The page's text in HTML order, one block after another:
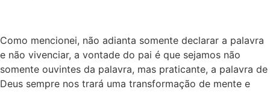
Como mencionei, não adianta somente declarar a palavra
e não vivenciar, a vontade do pai é que sejamos não
somente ouvintes da palavra, mas praticante, a palavra de
Deus sempre nos trará uma transformação de mente e